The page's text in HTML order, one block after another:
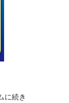
に続き